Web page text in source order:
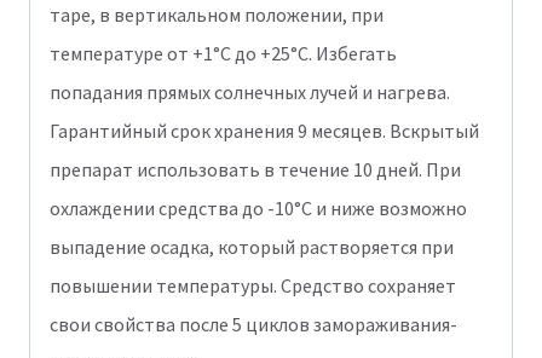
таре, в вертикальном положении, при
температуре от +1°С до +25°С. Избегать
попадания прямых солнечных лучей и нагрева.
Гарантийный срок хранения 9 месяцев. Вскрытый
препарат использовать в течение 10 дней. При
охлаждении средства до -10°С и ниже возможно
выпадение осадка, который растворяется при
повышении температуры. Средство сохраняет
свои свойства после 5 циклов замораживания-